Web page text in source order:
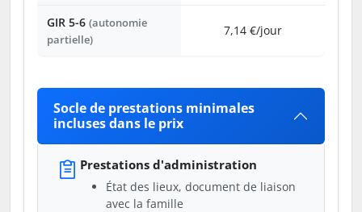
GIR 5-6 (autonomie
partielle)
7,14 €/jour
Socle de prestations minimales
incluses dans le prix
Prestations d'administration
État des lieux, document de liaison
avec la famille